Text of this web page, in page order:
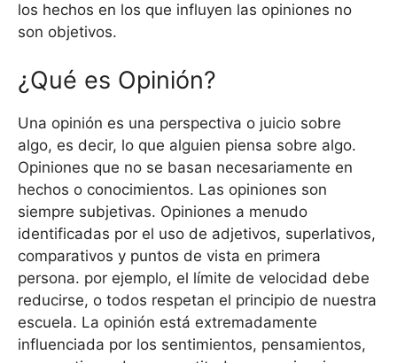
los hechos en los que influyen las opiniones no
son objetivos.
¿Qué es Opinión?
Una opinión es una perspectiva o juicio sobre
algo, es decir, lo que alguien piensa sobre algo.
Opiniones que no se basan necesariamente en
hechos o conocimientos. Las opiniones son
siempre subjetivas. Opiniones a menudo
identificadas por el uso de adjetivos, superlativos,
comparativos y puntos de vista en primera
persona. por ejemplo, el límite de velocidad debe
reducirse, o todos respetan el principio de nuestra
escuela. La opinión está extremadamente
influenciada por los sentimientos, pensamientos,